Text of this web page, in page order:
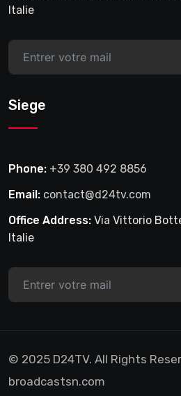
Italie
Siege
Phone: +39 380 492 8856
Email: contact@d24tv.com
Office Address: Via Vittorio
Italie
© 2025 D24TV. All Rights
broadcastsn.com